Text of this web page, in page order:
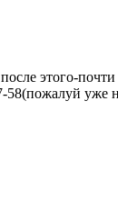
этого-
58(пожалуй уже